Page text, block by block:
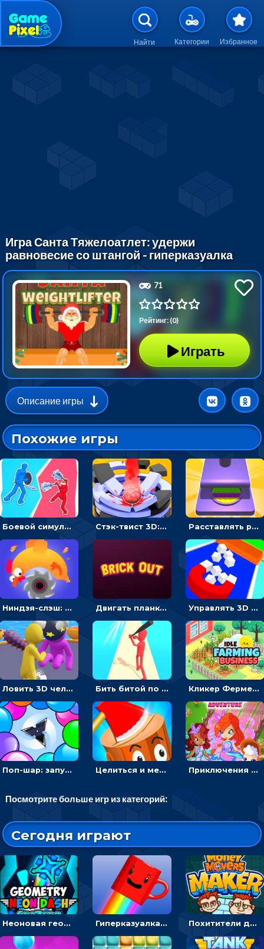
Перейти к основному
Найти Категории Избранное
Игра Санта Тяжелоатлет: удержи
равновесие со штангой - гиперказуалка
71
Рейтинг: (0)
Играть
Описание игры
Похожие игры
Боевой симулятор 3D: повтори позу рыцаря и победи врага Стэк-твист 3D: тапай по шарику, чтобы разбивать платформы Расставлять резиновые кубики, чтобы делать поп-ит - гиперказуальные
Ниндзя-слэш: запускай оружие по целям и становись мастером сюрикенов Двигать планку и бить шариком по цветным блокам - гиперказуальная Управлять 3D магнитом, чтобы собирать фигуры и сбрасывать в пропасть
Ловить 3D человечком своего цвета и собирать драгоценности - гиперказуалка Бить битой по шарику, чтобы сбивать кубики с буквами на пути к финишу - 3D Кликер Фермерский бизнес: расти овощи, чтобы богатеть
Поп-шар: запускать колючку, чтобы лопать воздушные шарики Целиться и метать топор в 3D мишени Приключения Клуба Винкс: менять дорожки, чтобы собирать кристаллы
Посмотрите больше игр из категорий:
Сегодня играют
Неоновая геометрия: прыгай через препятствия и собирай шары Гиперказуалка Летающая чашка кофе: двигаться и собирать кубики сахара Похитители денег: управляйте друзьями и соберите все мешки с долларами